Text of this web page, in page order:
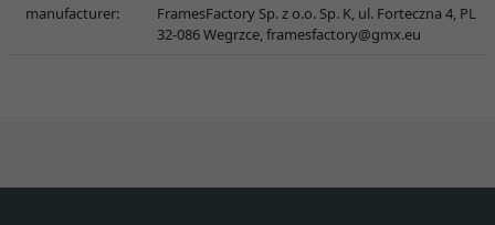
manufacturer:
FramesFactory Sp. z o.o. Sp. K, ul. Forteczna 4, PL
32-086 Wegrzce,framesfactory@gmx.eu